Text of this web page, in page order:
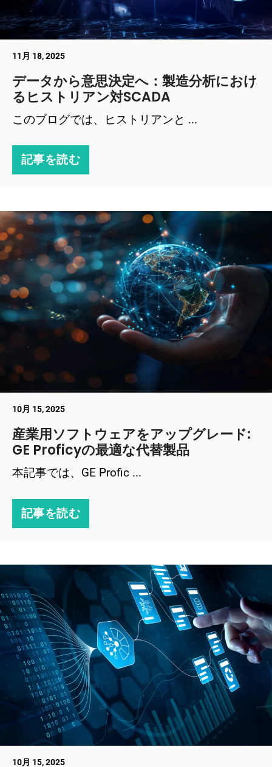
11月 18, 2025
データから意思決定へ：製造分析におけ
るヒストリアン対SCADA
このブログでは、ヒストリアンと ...
記事を読む
10月 15, 2025
産業用ソフトウェアをアップグレード:
GE Proficyの最適な代替製品
本記事では、GE Profic ...
記事を読む
10月 15, 2025